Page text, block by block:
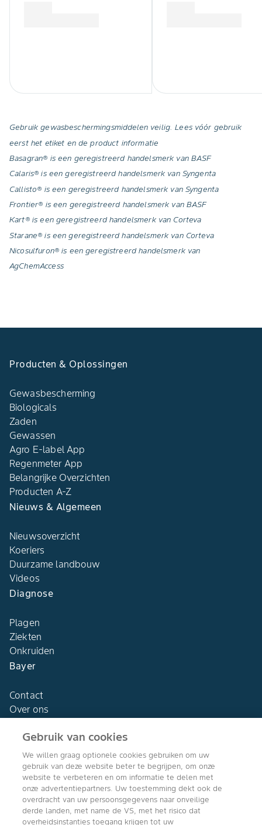
Gebruik gewasbeschermingsmiddelen veilig. Lees vóór gebruik
eerst het etiket en de product informatie
Basagran® is een geregistreerd handelsmerk van BASF
Calaris® is een geregistreerd handelsmerk van Syngenta
Callisto® is een geregistreerd handelsmerk van Syngenta
Frontier® is een geregistreerd handelsmerk van BASF
Kart® is een geregistreerd handelsmerk van Corteva
Starane® is een geregistreerd handelsmerk van Corteva
Nicosulfuron® is een geregistreerd handelsmerk van
AgChemAccess
Producten & Oplossingen
Gewasbescherming
Biologicals
Zaden
Gewassen
Agro E-label App
Regenmeter App
Belangrijke Overzichten
Producten A-Z
Nieuws & Algemeen
Nieuwsoverzicht
Koeriers
Duurzame landbouw
Videos
Diagnose
Plagen
Ziekten
Onkruiden
Bayer
Contact
Over ons
Agro Bayer
Nederland
Gebruik van cookies
We willen graag optionele cookies gebruiken om uw
gebruik van deze website beter te begrijpen, om onze
website te verbeteren en om informatie te delen met
onze advertentiepartners. Uw toestemming dekt ook de
overdracht van uw persoonsgegevens naar onveilige
derde landen, met name de VS, met het risico dat
overheidsinstanties toegang krijgen tot uw